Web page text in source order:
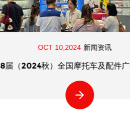
新闻资讯
全国摩托车及配件广州展览会